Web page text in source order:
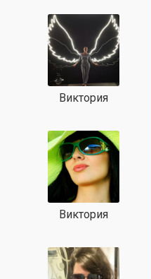
Виктория
Виктория